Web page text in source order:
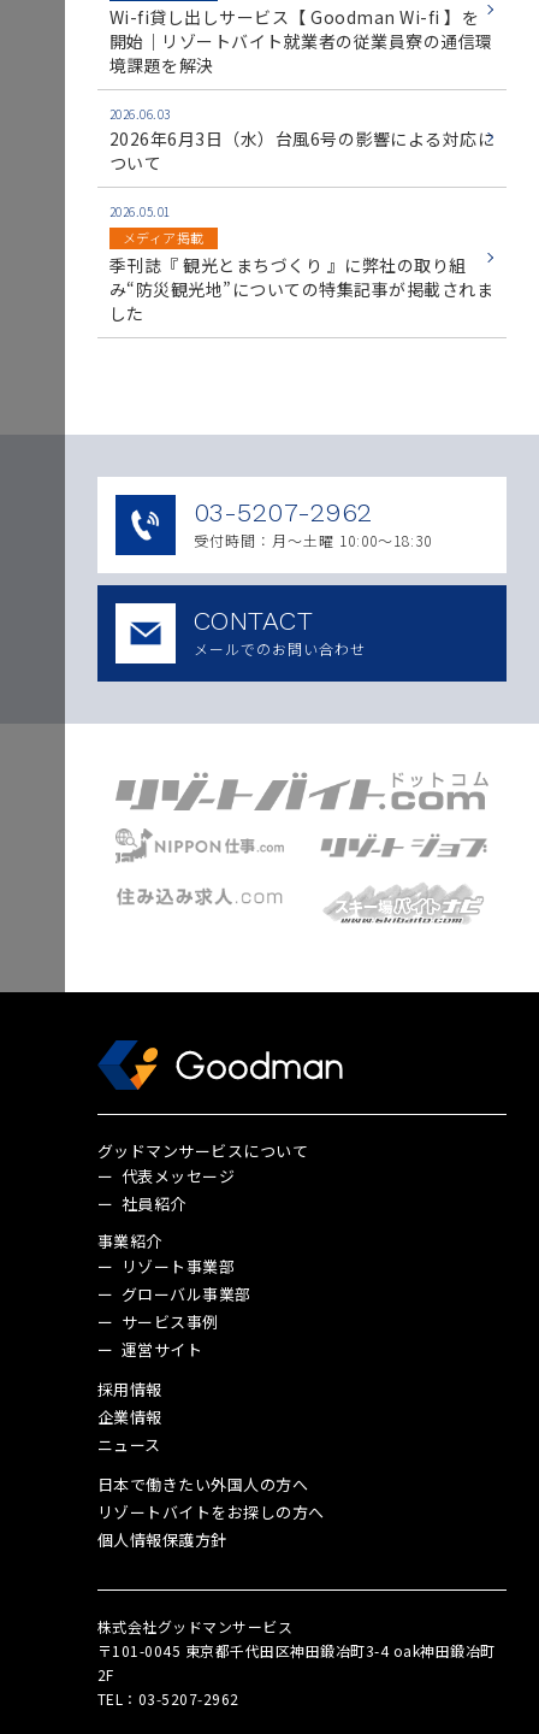
Wi-fi貸し出しサービス【 Goodman Wi-fi 】を
開始｜リゾートバイト就業者の従業員寮の通信環
境課題を解決
2026.06.03
2026年6月3日（水）台風6号の影響による対応に
ついて
2026.05.01
メディア掲載
季刊誌『 観光とまちづくり 』に弊社の取り組
み“防災観光地”についての特集記事が掲載されま
した
03-5207-2962
受付時間：月〜土曜 10:00～18:30
CONTACT
メールでのお問い合わせ
グッドマンサービスについて
代表メッセージ
社員紹介
事業紹介
リゾート事業部
グローバル事業部
サービス事例
運営サイト
採用情報
企業情報
ニュース
日本で働きたい外国人の方へ
リゾートバイトをお探しの方へ
個人情報保護方針
株式会社グッドマンサービス
〒101-0045 東京都千代田区神田鍛冶町3-4 oak神田鍛冶町
2F
TEL：03‑5207‑2962